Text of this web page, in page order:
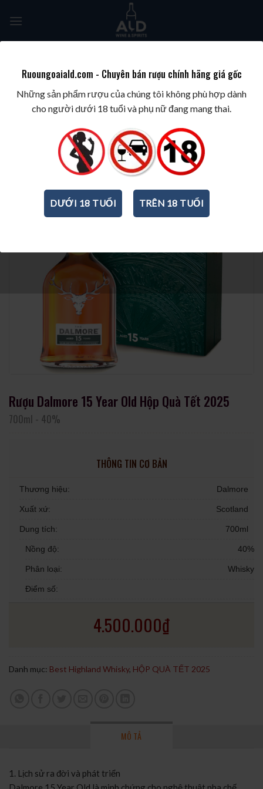
TRANG CHỦ / BEST WINES & SPIRITS / BEST HIGHLAND WHISKY
Rượu Dalmore 15 Year Old Hộp Quà Tết 2025
700ml - 40%
THÔNG TIN CƠ BẢN
Thương hiệu: Dalmore
Xuất xứ: Scotland
Dung tích: 700ml
Nồng độ: 40%
Phân loại: Whisky
Điểm số:
4.500.000₫
Danh mục: Best Highland Whisky, HỘP QUÀ TẾT 2025
MÔ TẢ
1. Lịch sử ra đời và phát triển
Ruoungoaiald.com - Chuyên bán rượu chính hãng giá gốc
Những sản phẩm rượu của chúng tôi không phù hợp dành
cho người dưới 18 tuổi và phụ nữ đang mang thai.
DƯỚI 18 TUỔI TRÊN 18 TUỔI